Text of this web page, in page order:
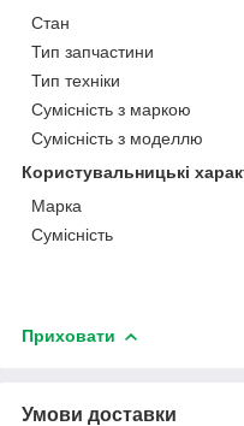
Стан
Тип запчастини
Тип техніки
Сумісність з маркою
Сумісність з моделлю
Користувальницькі
Марка
Сумісність
Приховати
Умови доставки